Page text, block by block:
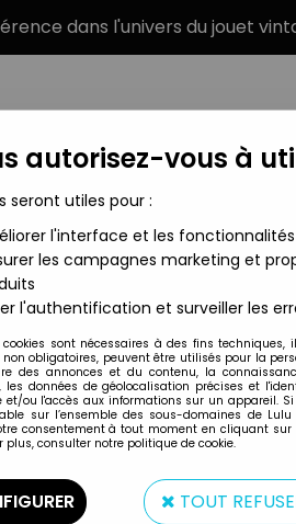
dans l'univers du jouet
MARQUES TYPE DE
Emilie
Taille
autorisez-vous à
seront utiles pour :
l'interface et les
les campagnes marketing et
l'authentification et surveiller les
cookies sont nécessaires à des fins
non obligatoires, peuvent être utilisés pour la
des annonces et du contenu, la
les données de géolocalisation précises et
et/ou l'accès aux informations sur un appareil.
sur l’ensemble des sous-domaines de
consentement à tout moment en cliquant
plus, consulter notre politique de cookie.
TOUT